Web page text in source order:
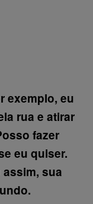
exemplo, eu
rua e atirar
fazer
eu quiser.
sua